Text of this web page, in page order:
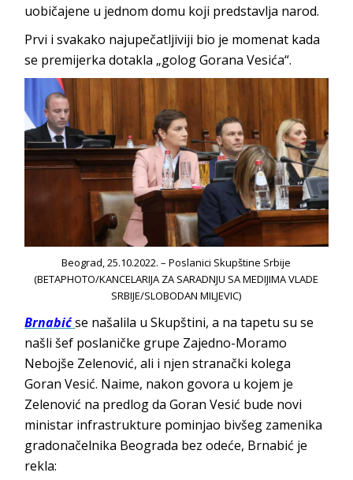
uobičajene u jednom domu koji predstavlja narod.
Prvi i svakako najupečatljiviji bio je momenat kada
se premijerka dotakla „golog Gorana Vesića“.
Beograd, 25.10.2022. – Poslanici Skupštine Srbije
(BETAPHOTO/KANCELARIJA ZA SARADNJU SA MEDIJIMA VLADE
SRBIJE/SLOBODAN MILJEVIC)
Brnabićse našalila u Skupštini, a na tapetu su se
našli šef poslaničke grupe Zajedno-Moramo
Nebojše Zelenović, ali i njen stranački kolega
Goran Vesić. Naime, nakon govora u kojem je
Zelenović na predlog da Goran Vesić bude novi
ministar infrastrukture pominjao bivšeg zamenika
gradonačelnika Beograda bez odeće, Brnabić je
rekla: